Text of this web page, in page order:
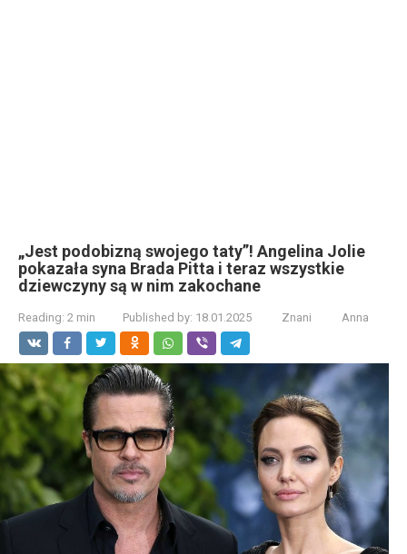
„Jest podobizną swojego taty”! Angelina Jolie
pokazała syna Brada Pitta i teraz wszystkie
dziewczyny są w nim zakochane
Reading: 2 min Published by: 18.01.2025 Znani Anna